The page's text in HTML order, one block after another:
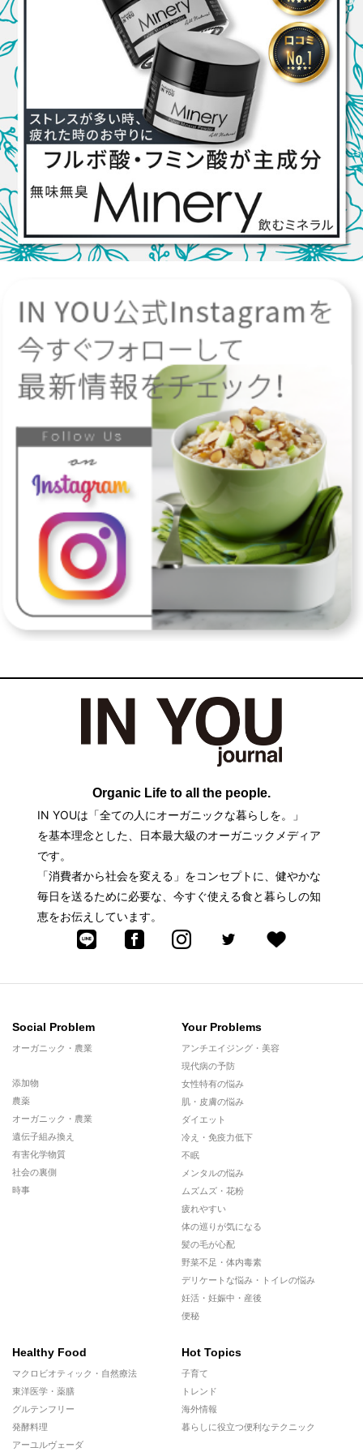
Organic Life to all the people.
IN YOUは「全ての人にオーガニックな暮らしを。」
を基本理念とした、日本最大級のオーガニックメディア
です。
「消費者から社会を変える」をコンセプトに、健やかな
毎日を送るために必要な、今すぐ使える食と暮らしの知
恵をお伝えしています。
Social Problem
オーガニック・農業
添加物
農薬
オーガニック・農業
遺伝子組み換え
有害化学物質
社会の裏側
時事
Your Problems
アンチエイジング・美容
現代病の予防
女性特有の悩み
肌・皮膚の悩み
ダイエット
冷え・免疫力低下
不眠
メンタルの悩み
ムズムズ・花粉
疲れやすい
体の巡りが気になる
髪の毛が心配
野菜不足・体内毒素
デリケートな悩み・トイレの悩み
妊活・妊娠中・産後
便秘
Healthy Food
マクロビオティック・自然療法
東洋医学・薬膳
グルテンフリー
発酵料理
アーユルヴェーダ
Hot Topics
子育て
トレンド
海外情報
暮らしに役立つ便利なテクニック